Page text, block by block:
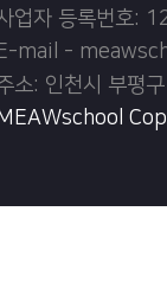
업자 등록번호:
mail -
소: 인천시 부평